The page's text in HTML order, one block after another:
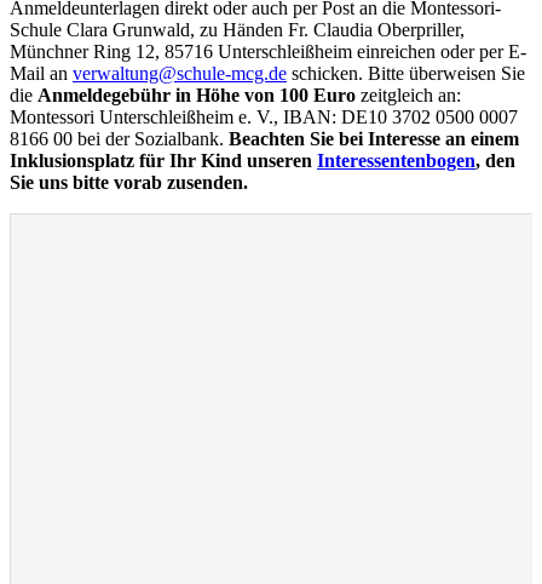
Anmeldeunterlagen direkt oder auch per Post an die Montessori-
Schule Clara Grunwald, zu Händen Fr. Claudia Oberpriller,
Münchner Ring 12, 85716 Unterschleißheim einreichen oder per E-
Mail an verwaltung@schule-mcg.de schicken. Bitte überweisen Sie
die Anmeldegebühr in Höhe von 100 Euro zeitgleich an:
Montessori Unterschleißheim e. V., IBAN: DE10 3702 0500 0007
8166 00 bei der Sozialbank. Beachten Sie bei Interesse an einem
Inklusionsplatz für Ihr Kind unseren Interessentenbogen, den
Sie uns bitte vorab zusenden.